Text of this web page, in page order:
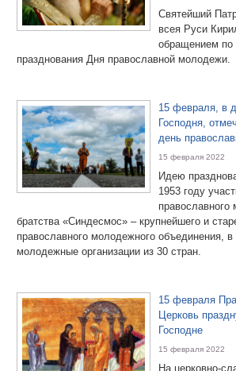
Святейший
всея Руси
обращением по
празднования Дня православной молодежи.
15 февраля, в
Господня,
день
15 февраля 2022
Идею
1953 году
православного
братства «Синдесмос» – крупнейшего и
православного молодежного объединения, в
молодежные организации из 30 стран.
15 февраля
Церковь
Господне
15 февраля 2022
На церковно-